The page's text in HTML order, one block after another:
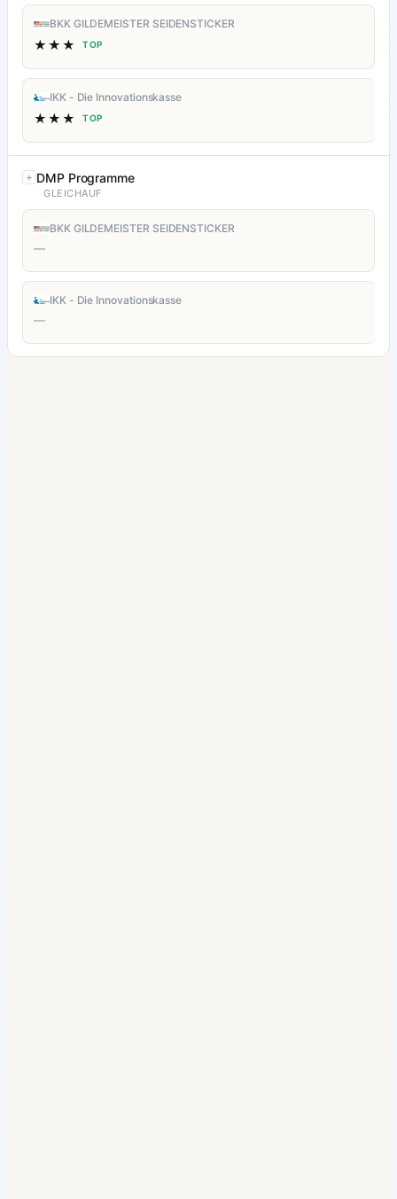
BKK GILDEMEISTER SEIDENSTICKER
★★★ TOP
IKK - Die Innovationskasse
★★★ TOP
DMP Programme
GLEICHAUF
BKK GILDEMEISTER SEIDENSTICKER
—
IKK - Die Innovationskasse
—